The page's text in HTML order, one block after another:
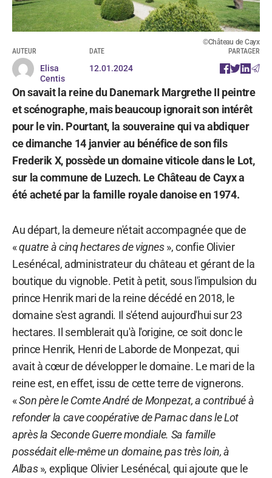
©Château de Cayx
AUTEUR
Elisa
Centis
DATE
12.01.2024
PARTAGER
On savait la reine du Danemark Margrethe II peintre
et scénographe, mais beaucoup ignorait son intérêt
pour le vin. Pourtant, la souveraine qui va abdiquer
ce dimanche 14 janvier au bénéfice de son fils
Frederik X, possède un domaine viticole dans le Lot,
sur la commune de Luzech. Le Château de Cayx a
été acheté par la famille royale danoise en 1974.
Au départ, la demeure n'était accompagnée que de
«quatre à cinq hectares de vignes», confie Olivier
Lesénécal, administrateur du château et gérant de la
boutique du vignoble. Petit à petit, sous l'impulsion du
prince Henrik mari de la reine décédé en 2018, le
domaine s'est agrandi. Il s'étend aujourd'hui sur 23
hectares. Il semblerait qu'à l'origine, ce soit donc le
prince Henrik, Henri de Laborde de Monpezat, qui
avait à cœur de développer le domaine. Le mari de la
reine est, en effet, issu de cette terre de vignerons.
«Son père le Comte André de Monpezat, a contribué à
refonder la cave coopérative de Parnac dans le Lot
après la Seconde Guerre mondiale. Sa famille
possédait elle-même un domaine, pas très loin, à
Albas», explique Olivier Lesénécal, qui ajoute que le